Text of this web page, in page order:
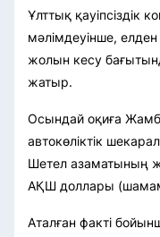
Ұлттық қауіпсіздік
мәлімдеуінше,
жолын кесу
жатыр.
Осындай оқиға
автокөліктік
Шетел азаматының
АҚШ доллары
Аталған факті